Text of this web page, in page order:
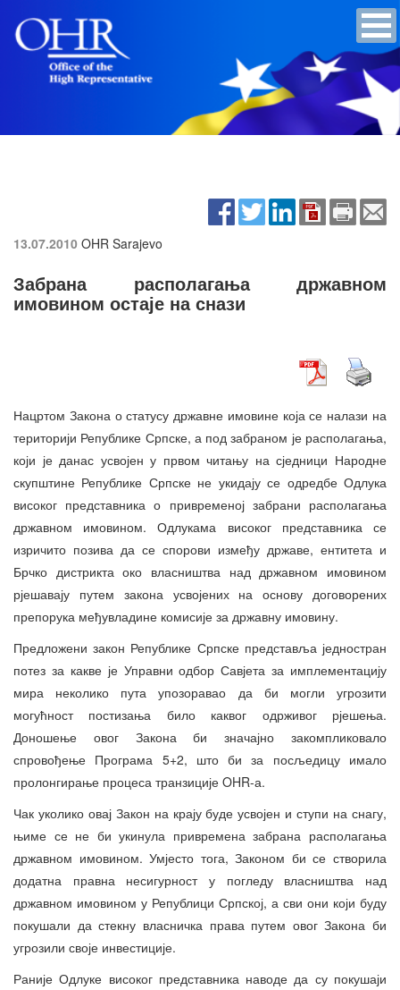
13.07.2010 OHR Sarajevo
Забрана располагања државном
имовином остаје на снази
Нацртом Закона о статусу државне имовине која се налази на
територији Републике Српске, а под забраном је располагања,
који је данас усвојен у првом читању на сједници Народне
скупштине Републике Српске не укидају се одредбе Одлука
високог представника о привременој забрани располагања
државном имовином. Одлукама високог представника се
изричито позива да се спорови између државе, ентитета и
Брчко дистрикта око власништва над државном имовином
рјешавају путем закона усвојених на основу договорених
препорука међувладине комисије за државну имовину.
Предложени закон Републике Српске представља једностран
потез за какве је Управни одбор Савјета за имплементацију
мира неколико пута упозоравао да би могли угрозити
могућност постизања било каквог одрживог рјешења.
Доношење овог Закона би значајно закомпликовало
спровођење Програма 5+2, што би за посљедицу имало
пролонгирање процеса транзиције OHR-а.
Чак уколико овај Закон на крају буде усвојен и ступи на снагу,
њиме се не би укинула привремена забрана располагања
државном имовином. Умјесто тога, Законом би се створила
додатна правна несигурност у погледу власништва над
државном имовином у Републици Српској, а сви они који буду
покушали да стекну власничка права путем овог Закона би
угрозили своје инвестиције.
Раније Одлуке високог представника наводе да су покушаји